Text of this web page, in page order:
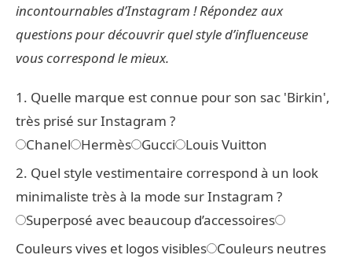
incontournables d’Instagram ! Répondez aux
questions pour découvrir quel style d’influenceuse
vous correspond le mieux.
1. Quelle marque est connue pour son sac 'Birkin',
très prisé sur Instagram ?
Chanel
Hermès Gucci
Louis Vuitton
2. Quel style vestimentaire correspond à un look
minimaliste très à la mode sur Instagram ?
Superposé avec beaucoup d’accessoires
Couleurs vives et logos visibles
Couleurs neutres